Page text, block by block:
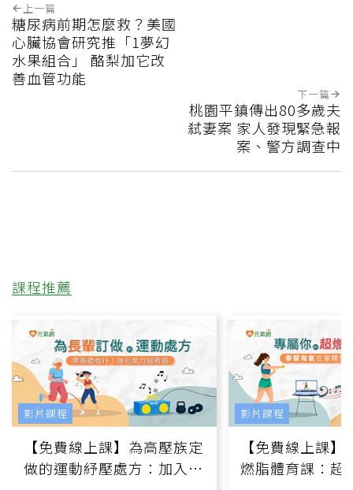
上一篇
糖尿病前期怎麼救？美國
心臟協會研究推「1夢幻
水果組合」 酪梨加它改
善血管功能
下一篇
桃園平鎮傳出80多歲夫
弒妻案 家人發現緊急報
案、警方調查中
課程推薦
【免費線上課】為高壓族定
做的運動紓壓處方：加入行
影片課程
【免費線上課
燃脂體育課：超
影片課程